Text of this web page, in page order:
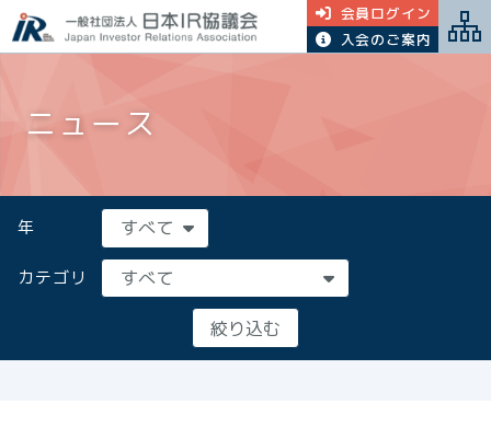
会員ログイン
入会のご案内
ニュース
年
カテゴリ